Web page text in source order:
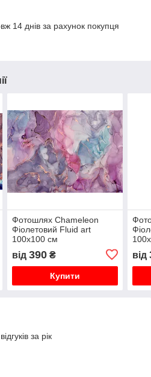
14 днів за рахунок покупця
Фотошлях Chameleon
Фіолетовий Fluid art
100х100 см
від 390₴
Купити
від
за рік